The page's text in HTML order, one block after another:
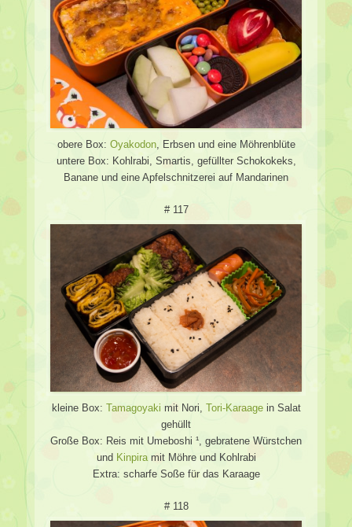
obere Box: Oyakodon, Erbsen und eine Möhrenblüte
untere Box: Kohlrabi, Smartis, gefüllter Schokokeks,
Banane und eine Apfelschnitzerei auf Mandarinen
# 117
kleine Box: Tamagoyaki mit Nori, Tori-Karaagein Salat
gehüllt
Große Box: Reis mit Umeboshi ¹, gebratene Würstchen
und Kinpiramit Möhre und Kohlrabi
Extra: scharfe Soße für das Karaage
# 118